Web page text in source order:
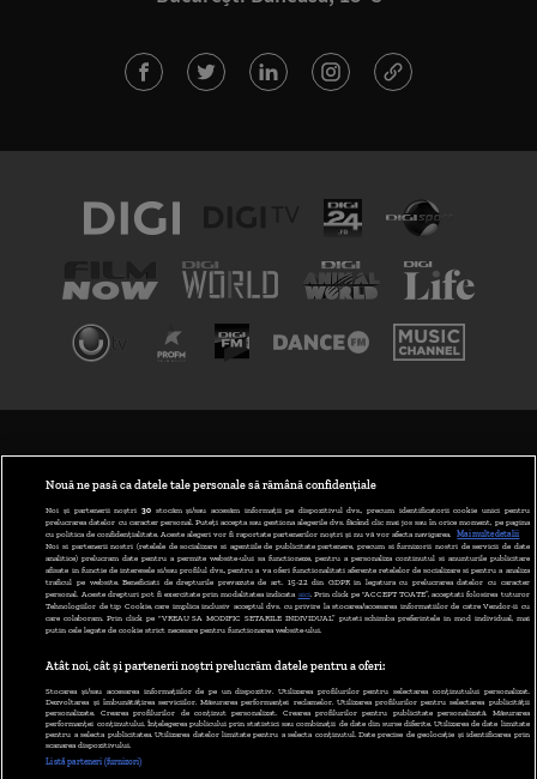
ABONARE DIGI TV
GESTIONAȚI PREFERINȚELE
CODUL DIGI24
CAMERE WEB
CONTACT/INFO
Nouă ne pasă ca datele tale personale să rămână confidențiale
Noi și partenerii noștri 30stocăm și/sau accesăm informații pe dispozitivul dvs., precum identificatorii cookie unici pentru
prelucrarea datelor cu caracter personal. Puteți accepta sau gestiona alegerile dvs. făcând clic mai jos sau în orice moment, pe pagina
cu politica de confidențialitate. Aceste alegeri vor fi raportate partenerilor noștri și nu vă vor afecta navigarea.
Mai multe detalii
Noi si partenerii nostri (retelele de socializare si agentiile de publicitate partenere, precum si furnizorii nostri de servicii de date
analitice) prelucram date pentru a permite website-ului sa functioneze, pentru a personaliza continutul si anunturile publicitare
afisate in functie de interesele si/sau profilul dvs., pentru a va oferi functionalitati aferente retelelor de socializare si pentru a analiza
traficul pe website. Beneficiati de drepturile prevazute de art. 15-22 din GDPR in legatura cu prelucrarea datelor cu caracter
personal. Aceste drepturi pot fi exercitate prin modalitatea indicata aici. Prin click pe “ACCEPT TOATE”, acceptati folosirea tuturor
Tehnologiilor de tip Cookie, care implica inclusiv acceptul dvs. cu privire la stocarea/accesarea informatiilor de catre Vendor-ii cu
care colaboram. Prin click pe “VREAU SA MODIFIC SETARILE INDIVIDUAL” puteti schimba preferintele in mod individual, mai
putin cele legate de cookie strict necesare pentru functionarea website-ului.
Atât noi, cât și partenerii noștri prelucrăm datele pentru a oferi:
Stocarea și/sau accesarea informațiilor de pe un dispozitiv. Utilizarea profilurilor pentru selectarea conținutului personalizat.
Dezvoltarea și îmbunătățirea serviciilor. Măsurarea performanței reclamelor. Utilizarea profilurilor pentru selectarea publicității
personalizate. Crearea profilurilor de conținut personalizat. Crearea profilurilor pentru publicitate personalizată. Măsurarea
performanței conținutului. Înțelegerea publicului prin statistici sau combinații de date din surse diferite. Utilizarea de date limitate
pentru a selecta publicitatea. Utilizarea datelor limitate pentru a selecta conținutul. Date precise de geolocație și identificarea prin
scanarea dispozitivului.
Listă parteneri (furnizori)